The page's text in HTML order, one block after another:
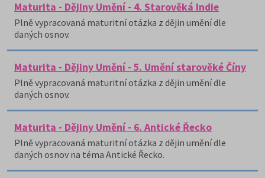
Maturita - Dějiny Umění - 4. Starověká Indie
Plně vypracovaná maturitní otázka z dějin umění dle
daných osnov.
Maturita - Dějiny Umění - 5. Umění starověké Číny
Plně vypracovaná maturitní otázka z dějin umění dle
daných osnov.
Maturita - Dějiny Umění - 6. Antické Řecko
Plně vypracovaná maturitní otázka z dějin umění dle
daných osnov na téma Antické Řecko.